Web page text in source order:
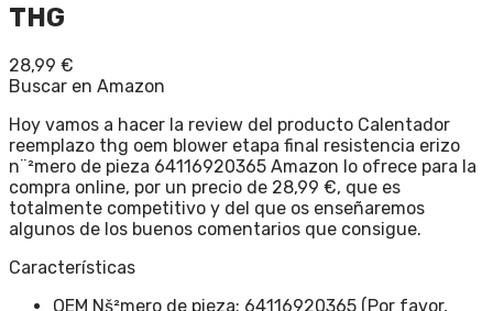
THG
28,99 €
Buscar en Amazon
Hoy vamos a hacer la review del producto Calentador
reemplazo thg oem blower etapa final resistencia erizo
n¨²mero de pieza 64116920365 Amazon lo ofrece para la
compra online, por un precio de 28,99 €, que es
totalmente competitivo y del que os enseñaremos
algunos de los buenos comentarios que consigue.
Características
OEM Nš²mero de pieza: 64116920365 (Por favor,